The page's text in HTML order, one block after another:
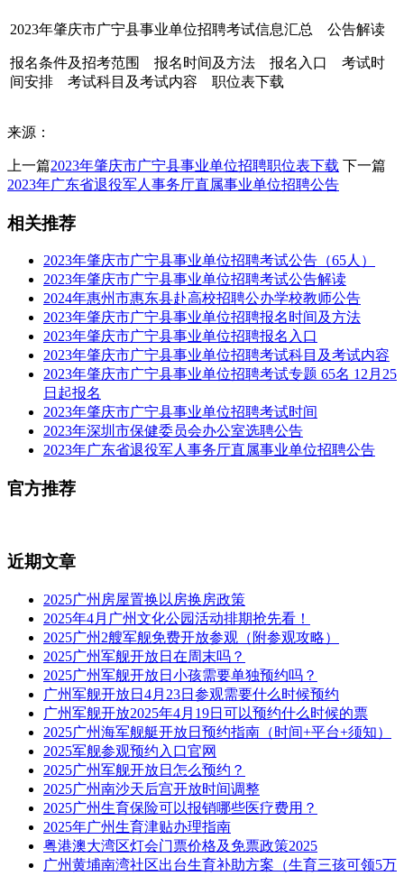
2023年肇庆市广宁县事业单位招聘考试信息汇总 公告解读
报名条件及招考范围 报名时间及方法 报名入口 考试时
间安排 考试科目及考试内容 职位表下载
来源：
上一篇2023年肇庆市广宁县事业单位招聘职位表下载 下一篇
2023年广东省退役军人事务厅直属事业单位招聘公告
相关推荐
2023年肇庆市广宁县事业单位招聘考试公告（65人）
2023年肇庆市广宁县事业单位招聘考试公告解读
2024年惠州市惠东县赴高校招聘公办学校教师公告
2023年肇庆市广宁县事业单位招聘报名时间及方法
2023年肇庆市广宁县事业单位招聘报名入口
2023年肇庆市广宁县事业单位招聘考试科目及考试内容
2023年肇庆市广宁县事业单位招聘考试专题 65名 12月25
日起报名
2023年肇庆市广宁县事业单位招聘考试时间
2023年深圳市保健委员会办公室选聘公告
2023年广东省退役军人事务厅直属事业单位招聘公告
官方推荐
近期文章
2025广州房屋置换以房换房政策
2025年4月广州文化公园活动排期抢先看！
2025广州2艘军舰免费开放参观（附参观攻略）
2025广州军舰开放日在周末吗？
2025广州军舰开放日小孩需要单独预约吗？
广州军舰开放日4月23日参观需要什么时候预约
广州军舰开放2025年4月19日可以预约什么时候的票
2025广州海军舰艇开放日预约指南（时间+平台+须知）
2025军舰参观预约入口官网
2025广州军舰开放日怎么预约？
2025广州南沙天后宫开放时间调整
2025广州生育保险可以报销哪些医疗费用？
2025年广州生育津贴办理指南
粤港澳大湾区灯会门票价格及免票政策2025
广州黄埔南湾社区出台生育补助方案（生育三孩可领5万